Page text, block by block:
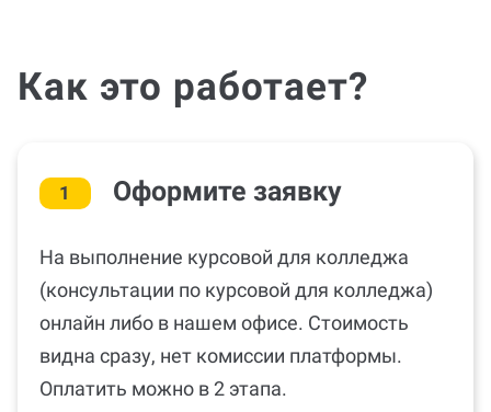
Как это работает?
1 Оформите заявку
На выполнение курсовой для колледжа
(консультации по курсовой для колледжа)
онлайн либо в нашем офисе. Стоимость
видна сразу, нет комиссии платформы.
Оплатить можно в 2 этапа.